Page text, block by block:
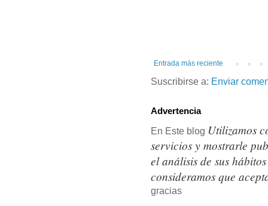
Entrada más reciente
Suscribirse a: Enviar
Advertencia
En Este blog Utilizamos
servicios y mostrarle
el análisis de sus
consideramos que
gracias